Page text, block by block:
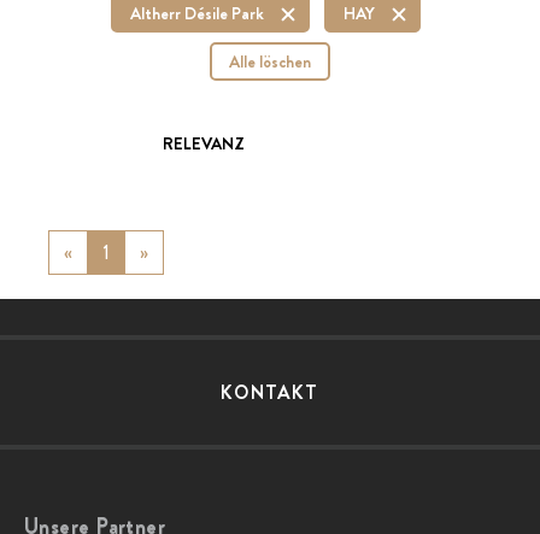
Altherr Désile Park
HAY
Alle löschen
RELEVANZ
« Previous
1 »
KONTAKT
Unsere Partner